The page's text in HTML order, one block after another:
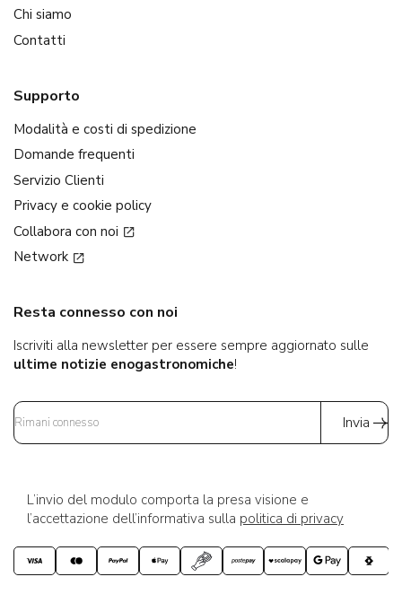
Chi siamo
Contatti
Supporto
Modalità e costi di spedizione
Domande frequenti
Servizio Clienti
Privacy e cookie policy
Collabora con noi
Network
Resta connesso con noi
Iscriviti alla newsletter per essere sempre aggiornato sulle
ultime notizie enogastronomiche!
Invia
L’invio del modulo comporta la presa visione e
l’accettazione dell’informativa sulla politica di privacy